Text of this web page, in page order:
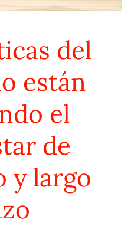
del
están
el
de
y largo